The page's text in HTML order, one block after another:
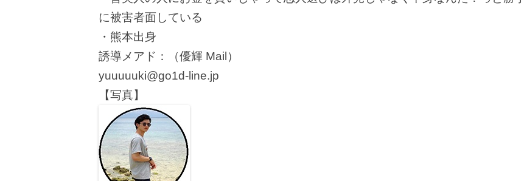
に被害者面している
・熊本出身
誘導メアド：（優輝 Mail）
yuuuuuki@go1d-line.jp
【写真】